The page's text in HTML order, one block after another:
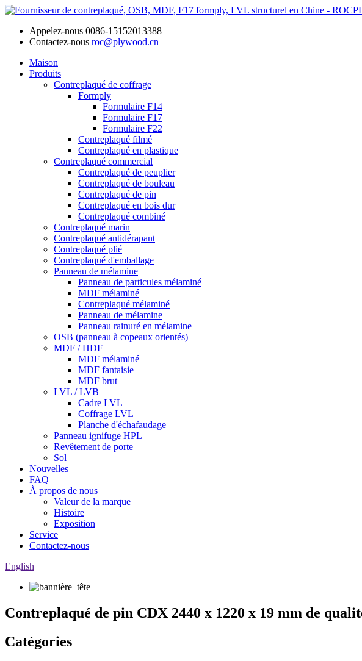
Appelez-nous 0086-15152013388
Contactez-nous roc@plywood.cn
Maison
Produits
Contreplaqué de coffrage
Formply
Formulaire F14
Formulaire F17
Formulaire F22
Contreplaqué filmé
Contreplaqué en plastique
Contreplaqué commercial
Contreplaqué de peuplier
Contreplaqué de bouleau
Contreplaqué de pin
Contreplaqué en bois dur
Contreplaqué combiné
Contreplaqué marin
Contreplaqué antidérapant
Contreplaqué plié
Contreplaqué d'emballage
Panneau de mélamine
Panneau de particules mélaminé
MDF mélaminé
Contreplaqué mélaminé
Panneau de mélamine
Panneau rainuré en mélamine
OSB (panneau à copeaux orientés)
MDF / HDF
MDF mélaminé
MDF fantaisie
MDF brut
LVL / LVB
Cadre LVL
Coffrage LVL
Planche d'échafaudage
Panneau ignifuge HPL
Revêtement de porte
Sol
Nouvelles
FAQ
À propos de nous
Valeur de la marque
Histoire
Exposition
Service
Contactez-nous
English
Contreplaqué de pin CDX 2440 x 1220 x 19 mm de
Catégories